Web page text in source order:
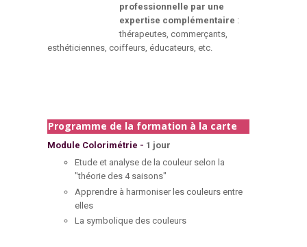
professionnelle par une
expertise complémentaire :
thérapeutes, commerçants,
esthéticiennes, coiffeurs, éducateurs, etc.
Programme de la formation à la carte
Module Colorimétrie - 1 jour
Etude et analyse de la couleur selon la
"théorie des 4 saisons"
Apprendre à harmoniser les couleurs entre
elles
La symbolique des couleurs